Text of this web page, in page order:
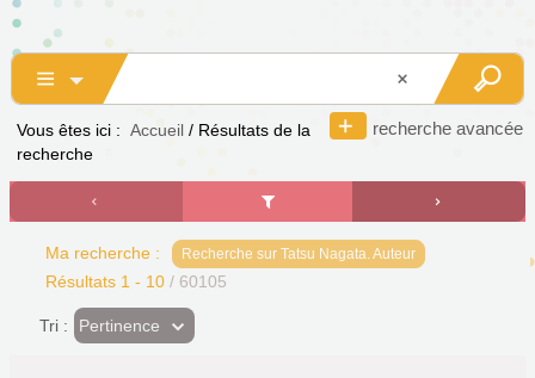
recherche avancée
Vous êtes ici : Accueil / Résultats de la
recherche
Ma recherche : Recherche sur Tatsu Nagata. Auteur
Résultats 1 - 10 / 60105
Tri : (Effet
imédiat)
Pertinence